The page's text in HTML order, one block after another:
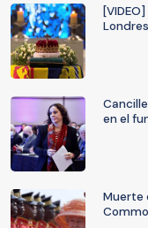
en el
Muerte